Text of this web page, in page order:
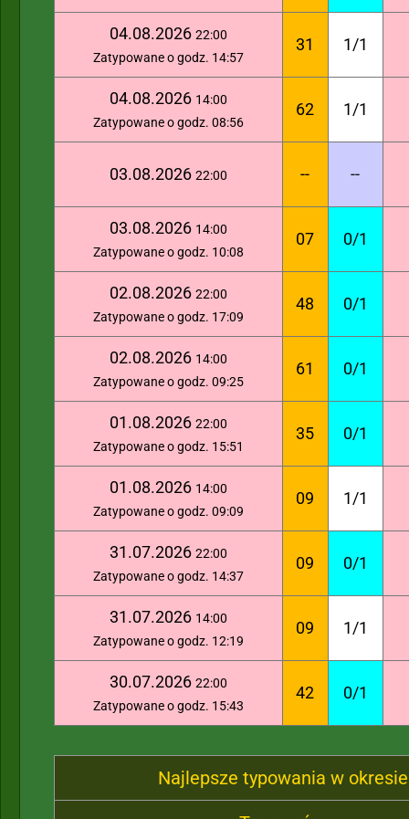
04.08.2026 22:00
Zatypowane o godz. 14:57
31 1/1
04.08.2026 14:00
Zatypowane o godz. 08:56
62 1/1
03.08.2026 22:00 -- --
03.08.2026 14:00
Zatypowane o godz. 10:08
07 0/1
02.08.2026 22:00
Zatypowane o godz. 17:09
48 0/1
02.08.2026 14:00
Zatypowane o godz. 09:25
61 0/1
01.08.2026 22:00
Zatypowane o godz. 15:51
35 0/1
01.08.2026 14:00
Zatypowane o godz. 09:09
09 1/1
31.07.2026 22:00
Zatypowane o godz. 14:37
09 0/1
31.07.2026 14:00
Zatypowane o godz. 12:19
09 1/1
30.07.2026 22:00
Zatypowane o godz. 15:43
42 0/1
Najlepsze typowania w